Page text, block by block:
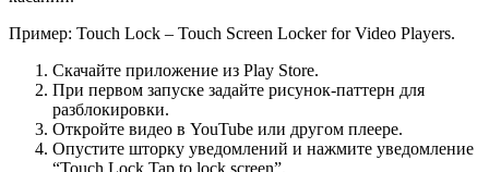
Пример: Touch Lock – Touch Screen Locker for Video Players.
Скачайте приложение из Play Store.
При первом запуске задайте рисунок‑паттерн для
разблокировки.
Откройте видео в YouTube или другом плеере.
Опустите шторку уведомлений и нажмите уведомление
“Touch Lock Tap to lock screen”.